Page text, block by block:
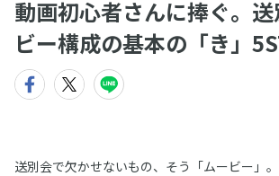
動画初心者さんに捧ぐ。
ビー構成の基本の「き」
送別会で欠かせないもの、そう「ムービー」